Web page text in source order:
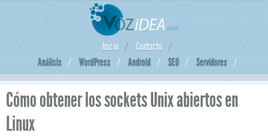
Inicio
Contacto
Análisis
WordPress Android SEO Servidores
Cómo obtener los sockets Unix abiertos en
Linux